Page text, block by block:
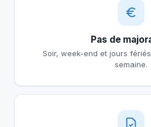
Pas de
Soir, week-end et jours
semaine.